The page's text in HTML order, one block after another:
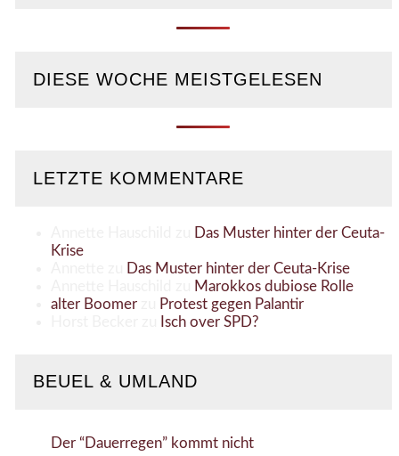
DIESE WOCHE MEISTGELESEN
LETZTE KOMMENTARE
Das Muster hinter der Ceuta-
Krise
Das Muster hinter der Ceuta-Krise
Marokkos dubiose Rolle
alter Boomerzu
Protest gegen Palantir
Isch over SPD?
BEUEL & UMLAND
Der “Dauerregen” kommt nicht